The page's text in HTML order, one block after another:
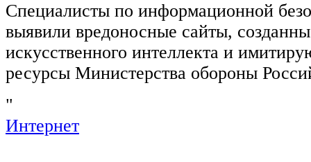
Специалисты по информационной
выявили вредоносные сайты,
искусственного интеллекта и
ресурсы Министерства обороны
"
Интернет